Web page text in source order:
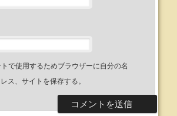
で使用するためブラウザーに自分の名
ス、サイトを保存する。